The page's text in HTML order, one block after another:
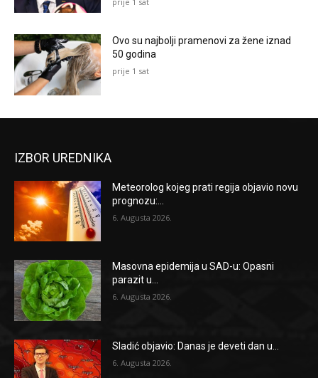
Ovo su najbolji pramenovi za žene iznad
50 godina
prije 1 sat
IZBOR UREDNIKA
Meteorolog kojeg prati regija objavio novu
prognozu:...
6. Augusta 2026.
Masovna epidemija u SAD-u: Opasni
parazit u...
6. Augusta 2026.
Sladić objavio: Danas je deveti dan u...
6. Augusta 2026.